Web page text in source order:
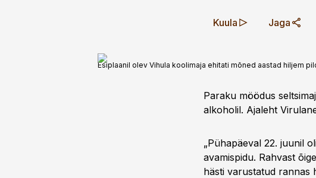
Kuula Jaga
Esiplaanil olev Vihula koolimaja ehitati mõned aastad hiljem
Paraku möödus
alkoholil. Ajaleht
„Pühapäeval 22. juunil
avamispidu. Rahvast
hästi varustatud rannas